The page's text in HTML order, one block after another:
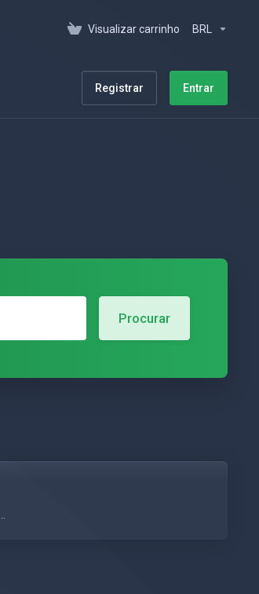
Visualizar carrinho BRL
Registrar Entrar
Procurar